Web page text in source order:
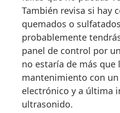
También revisa si hay
quemados o
probablemente
panel de control por
no estaría de más que
mantenimiento con
electrónico y a última
ultrasonido.